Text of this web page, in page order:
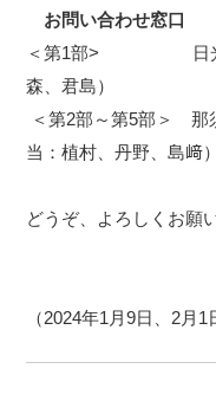
お問い合わせ窓口
＜第1部> 日光国
森、君島） ℡
＜第2部～第5部＞ 那
当：植村、丹野、島
どうぞ、よろしくお願
（2024年1月9日、2月1